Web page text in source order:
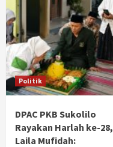
Politik
DPAC PKB Sukolilo
Rayakan Harlah ke-28,
Laila Mufidah: